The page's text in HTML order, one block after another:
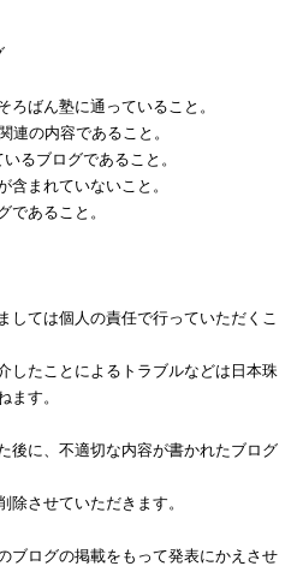
ばん塾に通っていること。
連の内容であること。
るブログであること。
まれていないこと。
あること。
しては個人の責任で行っていただくこ
したことによるトラブルなどは日本珠
ます。
後に、不適切な内容が書かれたブログ
除させていただきます。
ブログの掲載をもって発表にかえさせ